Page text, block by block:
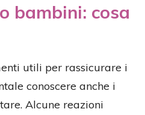
bambini: cosa
utili per rassicurare i
conoscere anche i
Alcune reazioni